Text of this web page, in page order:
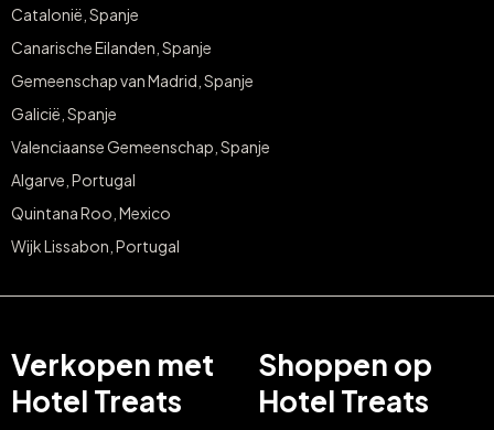
Catalonië, Spanje
Canarische Eilanden, Spanje
Gemeenschap van Madrid, Spanje
Galicië, Spanje
Valenciaanse Gemeenschap, Spanje
Algarve, Portugal
Quintana Roo, Mexico
Wijk Lissabon, Portugal
Verkopen met
Hotel Treats
Shoppen op
Hotel Treats